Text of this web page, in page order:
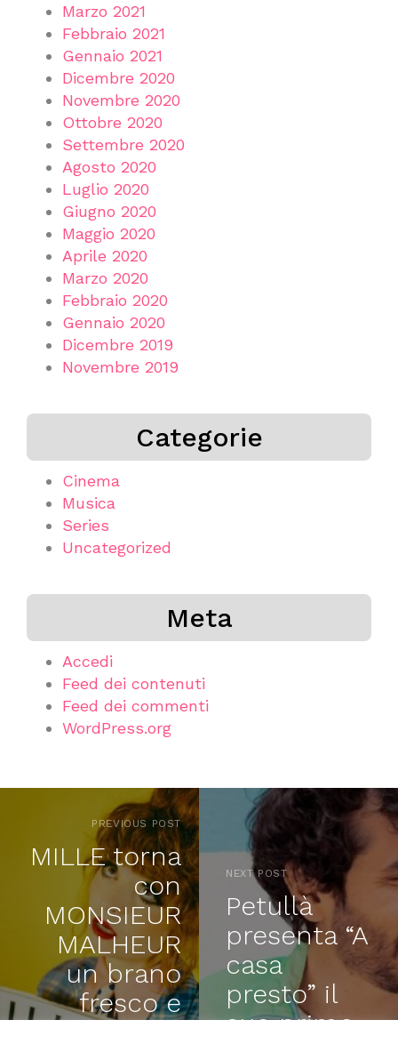
Marzo 2021
Febbraio 2021
Gennaio 2021
Dicembre 2020
Novembre 2020
Ottobre 2020
Settembre 2020
Agosto 2020
Luglio 2020
Giugno 2020
Maggio 2020
Aprile 2020
Marzo 2020
Febbraio 2020
Gennaio 2020
Dicembre 2019
Novembre 2019
Categorie
Cinema
Musica
Series
Uncategorized
Meta
Accedi
Feed dei contenuti
Feed dei commenti
WordPress.org
PREVIOUS POST
MILLE torna
con
MONSIEUR
MALHEUR
un brano
fresco e
NEXT POST
Petullà
presenta “A
casa
presto” il
suo primo